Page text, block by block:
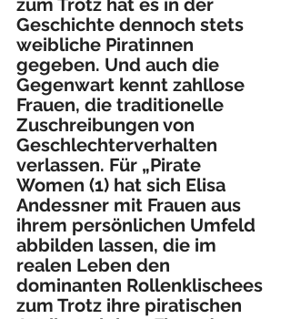
Geschichte dennoch stets
weibliche Piratinnen
gegeben. Und auch die
Gegenwart kennt zahllose
Frauen, die traditionelle
Zuschreibungen von
Geschlechterverhalten
verlassen. Für „Pirate
Women (1) hat sich Elisa
Andessner mit Frauen aus
ihrem persönlichen Umfeld
abbilden lassen, die im
realen Leben den
dominanten Rollenklischees
zum Trotz ihre piratischen